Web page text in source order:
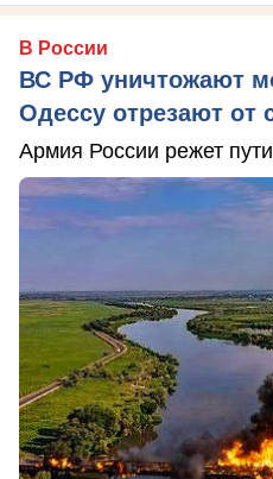
В России
ВС РФ уничтожают
Одессу отрезают от
Армия России режет